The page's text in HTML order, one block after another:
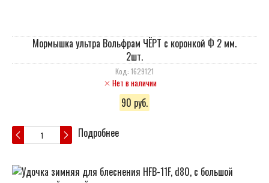
Мормышка ультра Вольфрам ЧЁРТ с коронкой Ф 2 мм.
2шт.
Код: 1629121
Нет в наличии
90 руб.
Подробнее